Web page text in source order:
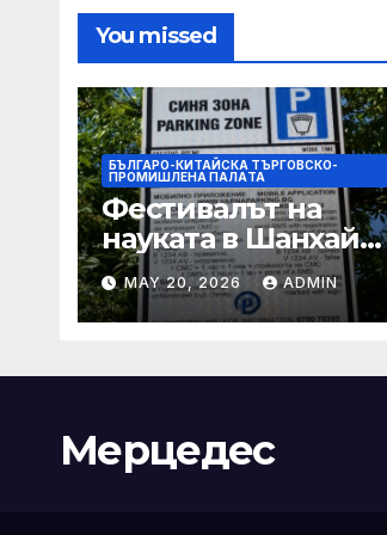
You missed
БЪЛГАРО-КИТАЙСКА ТЪРГОВСКО-
ПРОМИШЛЕНА ПАЛAТА
Фестивалът на
науката в Шанхай
2026 обещава
вълнуващи
научно-
иновации
MAY 20, 2026 ADMIN
Мерцедес